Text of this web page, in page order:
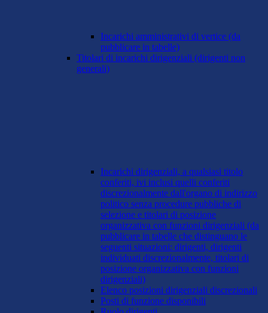
Incarichi amministrativi di vertice (da
pubblicare in tabelle)
Titolari di incarichi dirigenziali (dirigenti non
generali)
Incarichi dirigenziali, a qualsiasi titolo
conferiti, ivi inclusi quelli conferiti
discrezionalmente dall'organo di indirizzo
politico senza procedure pubbliche di
selezione e titolari di posizione
organizzativa con funzioni dirigenziali (da
pubblicare in tabelle che distinguano le
seguenti situazioni: dirigenti, dirigenti
individuati discrezionalmente, titolari di
posizione organizzativa con funzioni
dirigenziali)
Elenco posizioni dirigenziali discrezionali
Posti di funzione disponibili